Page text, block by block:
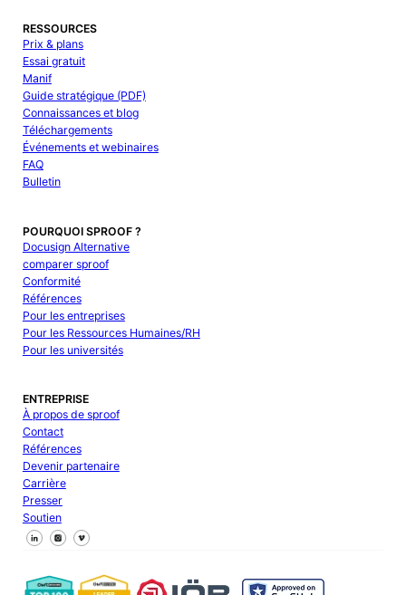
RESSOURCES
Prix & plans
Essai gratuit
Manif
Guide stratégique (PDF)
Connaissances et blog
Téléchargements
Événements et webinaires
FAQ
Bulletin
POURQUOI SPROOF ?
Docusign Alternative
comparer sproof
Conformité
Références
Pour les entreprises
Pour les Ressources Humaines/RH
Pour les universités
ENTREPRISE
À propos de sproof
Contact
Références
Devenir partenaire
Carrière
Presser
Soutien
Suivez-nous sur Facebook
Suivez-nous sur X
Suivez-nous sur LinkedIn